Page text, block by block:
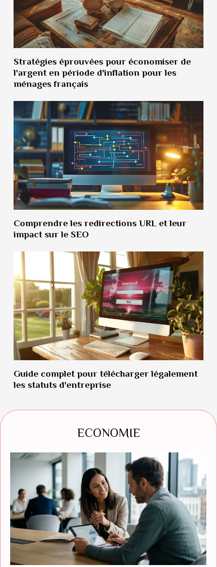
Stratégies éprouvées pour économiser de
l'argent en période d'inflation pour les
ménages français
Comprendre les redirections URL et leur
impact sur le SEO
Guide complet pour télécharger légalement
les statuts d'entreprise
ECONOMIE